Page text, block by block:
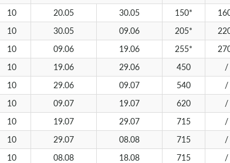
10 20.05 30.05 150*
10
30.05 09.06 205*
10
09.06 19.06 255*
10
19.06 29.06 450 /
10
29.06 09.07 540 /
10
09.07 19.07 620 /
10
19.07 29.07 715 /
10
29.07 08.08 715 /
10
08.08 18.08 715 /